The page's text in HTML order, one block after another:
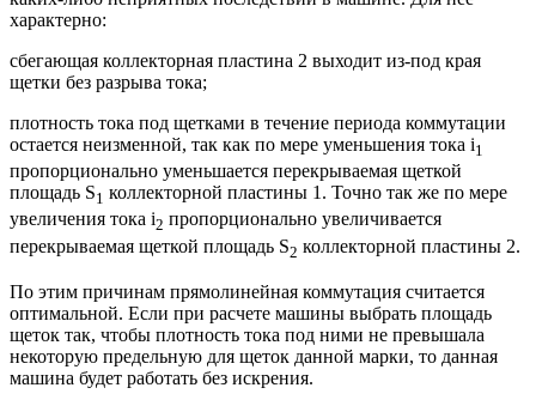
характерно:
сбегающая коллекторная пластина 2 выходит из-под края
щетки без разрыва тока;
плотность тока под щетками в течение периода коммутации
остается неизменной, так как по мере уменьшения тока i1
пропорционально уменьшается перекрываемая щеткой
площадь S1 коллекторной пластины 1. Точно так же по мере
увеличения тока i2 пропорционально увеличивается
перекрываемая щеткой площадь S2 коллекторной пластины 2.
По этим причинам прямолинейная коммутация считается
оптимальной. Если при расчете машины выбрать площадь
щеток так, чтобы плотность тока под ними не превышала
некоторую предельную для щеток данной марки, то данная
машина будет работать без искрения.